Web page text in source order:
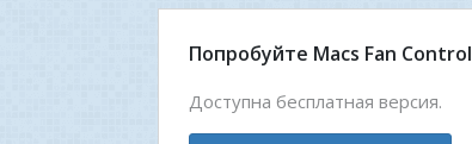
Попробуйте Macs Fan Control
Доступна бесплатная версия.